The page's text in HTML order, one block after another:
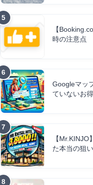
【
時の注意点
Googleマッ
ていないお
【
た本当の狙